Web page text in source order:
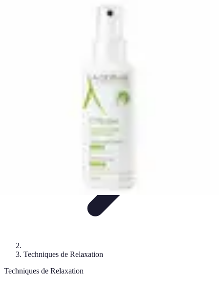
Conseils Pratiques
Techniques de Relaxation
Techniques de Relaxation